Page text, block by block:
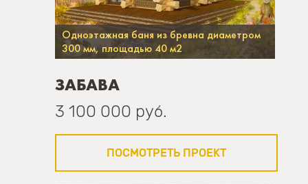
Одноэтажная баня из бревна диаметром
300 мм, площадью 40 м2
ЗАБАВА
3 100 000 руб.
ПОСМОТРЕТЬ ПРОЕКТ